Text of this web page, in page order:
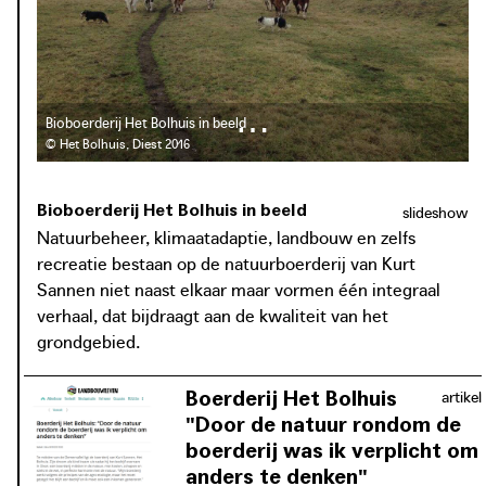
volledige voederautonomie. In ruil voor het grondgebruik
beantwoordt het Bolhuis aan de ecologische
beheersnoden van Natuurpunt. Volgens Kurt Sannen, die
ook als zelfstandig consultant advies verleent aan lokale
overheden, landbouwers en havenbesturen, wordt zo’n
‘meerlagig’ landschap, een landschap gekenmerkt door de
combinatie en verweving van verschillende types
Bolhuis toont dat natuurbeheer, klimaatadaptie, landbouw,
en zelfs recreatie één integraal en rendabel verhaal
kunnen vormen.
Bioboerderij Het Bolhuis in beeld
© Het Bolhuis, Diest 2016
slideshow
Bioboerderij Het Bolhuis in beeld
Natuurbeheer, klimaatadaptie, landbouw en zelfs
recreatie bestaan op de natuurboerderij van Kurt
Sannen niet naast elkaar maar vormen één integraal
verhaal, dat bijdraagt aan de kwaliteit van het
grondgebied.
artikel
Boerderij Het Bolhuis
"Door de natuur rondom de
boerderij was ik verplicht om
anders te denken"